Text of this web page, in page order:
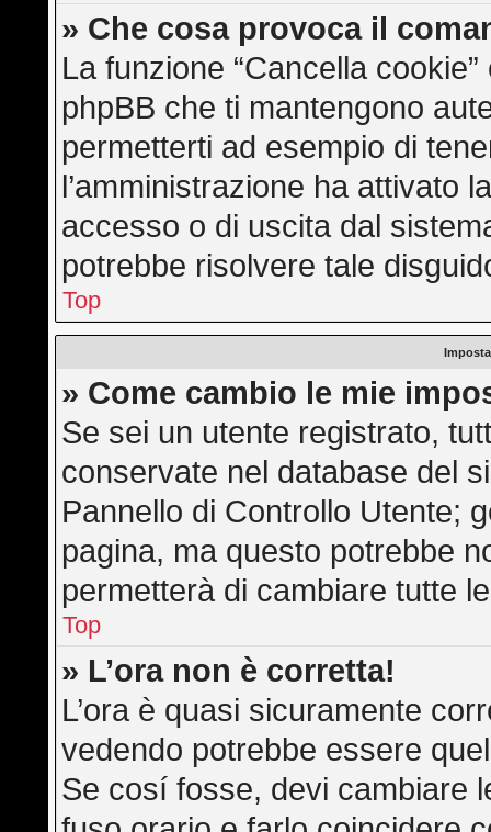
» Che cosa provoca il
La funzione “Cancella
phpBB che ti mantengono
permetterti ad esempio di
l’amministrazione ha attivato
accesso o di uscita dal
potrebbe risolvere tale
Top
» Come cambio le mie
Se sei un utente registrato,
conservate nel database del
Pannello di Controllo Utente;
pagina, ma questo potrebbe
permetterà di cambiare tutte
Top
» L’ora non è corretta!
L’ora è quasi sicuramente
vedendo potrebbe essere
Se cosí fosse, devi cambiare